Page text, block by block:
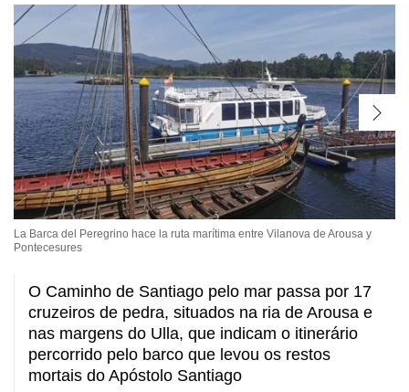
La Barca del Peregrino hace la ruta marítima entre Vilanova de Arousa y
Pontecesures
O Caminho de Santiago pelo mar passa por 17
cruzeiros de pedra, situados na ria de Arousa e
nas margens do Ulla, que indicam o itinerário
percorrido pelo barco que levou os restos
mortais do Apóstolo Santiago